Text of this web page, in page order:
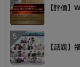
【評価】
【話題】